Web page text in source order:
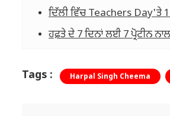
ਦਿੱਲੀ ਵਿੱਚ Teachers Day'ਤੇ
ਹਫ਼ਤੇ ਦੇ 7 ਦਿਨਾਂ ਲਈ 7 ਪ੍ਰੋਟੀਨ
Tags : Harpal Singh Cheema